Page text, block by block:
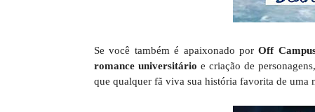
Se você também é apaixonado porOff
romance universitário e criação de
que qualquer fã viva sua história favorita de uma